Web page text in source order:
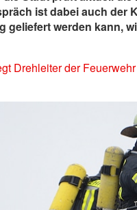
ist dabei auch der
geliefert werden kann,
Drehleiter der